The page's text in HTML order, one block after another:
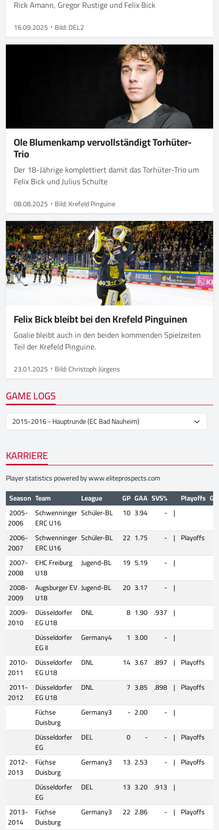
Rick Amann, Gregor Rustige und Felix Bick
16.09.2025 Bild: DEL2
Ole Blumenkamp vervollständigt Torhüter-
Trio
Der 18-Jährige komplettiert damit das Torhüter-Trio um
Felix Bick und Julius Schulte
08.08.2025 Bild: Krefeld Pinguine
Felix Bick bleibt bei den Krefeld Pinguinen
Goalie bleibt auch in den beiden kommenden Spielzeiten
Teil der Krefeld Pinguine.
23.01.2025 Bild: Christoph Jürgens
GAME LOGS
KARRIERE
Player statistics powered bywww.eliteprospects.com
Season Team League GP GAA SVS% Playoffs GP
2005-
2006
Schwenninger
ERC U16
Schüler-BL 10 3.94 - |
2006-
2007
Schwenninger
ERC U16
Schüler-BL 22 1.75 - | Playoffs
2007-
2008
EHC Freiburg
U18
Jugend-BL 19 5.19 - |
2008-
2009
Augsburger EV
U18
Jugend-BL 20 3.17 - |
2009-
2010
Düsseldorfer
EG U18
DNL 8 1.90 .937 |
Düsseldorfer
EG II
Germany4 1 3.00 - |
2010-
2011
Düsseldorfer
EG U18
DNL 14 3.67 .897 | Playoffs
2011-
2012
Düsseldorfer
EG U18
DNL 7 3.85 .898 | Playoffs
Füchse
Duisburg
Germany3 - 2.00 - |
Düsseldorfer
EG
DEL 0 - - | Playoffs
2012-
2013
Füchse
Duisburg
Germany3 13 2.53 - | Playoffs
Düsseldorfer
EG
DEL 13 3.20 .913 |
2013-
2014
Füchse
Duisburg
Germany3 22 2.86 - | Playoffs